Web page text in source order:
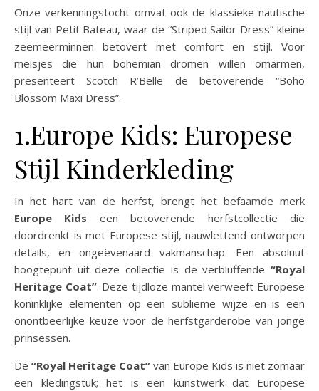
Onze verkenningstocht omvat ook de klassieke nautische
stijl van Petit Bateau, waar de “Striped Sailor Dress” kleine
zeemeerminnen betovert met comfort en stijl. Voor
meisjes die hun bohemian dromen willen omarmen,
presenteert Scotch R’Belle de betoverende “Boho
Blossom Maxi Dress”.
1.Europe Kids: Europese
Stijl Kinderkleding
In het hart van de herfst, brengt het befaamde merk
Europe Kids een betoverende herfstcollectie die
doordrenkt is met Europese stijl, nauwlettend ontworpen
details, en ongeëvenaard vakmanschap. Een absoluut
hoogtepunt uit deze collectie is de verbluffende “Royal
Heritage Coat”. Deze tijdloze mantel verweeft Europese
koninklijke elementen op een sublieme wijze en is een
onontbeerlijke keuze voor de herfstgarderobe van jonge
prinsessen.
De “Royal Heritage Coat” van Europe Kids is niet zomaar
een kledingstuk; het is een kunstwerk dat Europese